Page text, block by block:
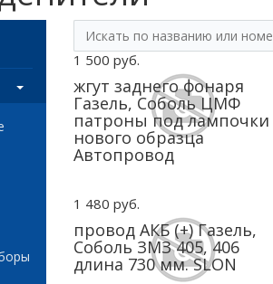
1 500 руб.
жгут заднего фонаря
Газель, Соболь ЦМФ
патроны под лампочки
нового образца
Автопровод
1 480 руб.
провод АКБ (+) Газель,
Соболь ЗМЗ 405, 406
длина 730 мм. SLON